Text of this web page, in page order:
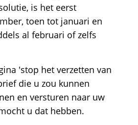
is het eerst
toen tot januari en
al februari of zelfs
'stop het verzetten van
die u zou kunnen
en versturen naar uw
u dat hebben.